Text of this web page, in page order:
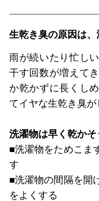
生乾き臭の原因は、
雨が続いたり忙し
干す回数が増えて
か乾かずに長くし
てイヤな生乾き臭が
洗濯物は早く乾かそ
■洗濯物をためこま
す
■洗濯物の間隔を開
をよくする